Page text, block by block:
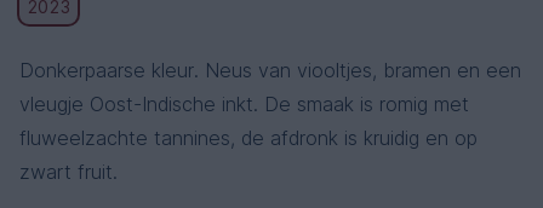
2023
Donkerpaarse kleur. Neus van viooltjes, bramen en een
vleugje Oost-Indische inkt. De smaak is romig met
fluweelzachte tannines, de afdronk is kruidig ​​en op
zwart fruit.